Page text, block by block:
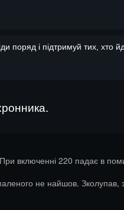
поряд і підтримуй тих, хто
При включенні 220 падає в
не найшов.